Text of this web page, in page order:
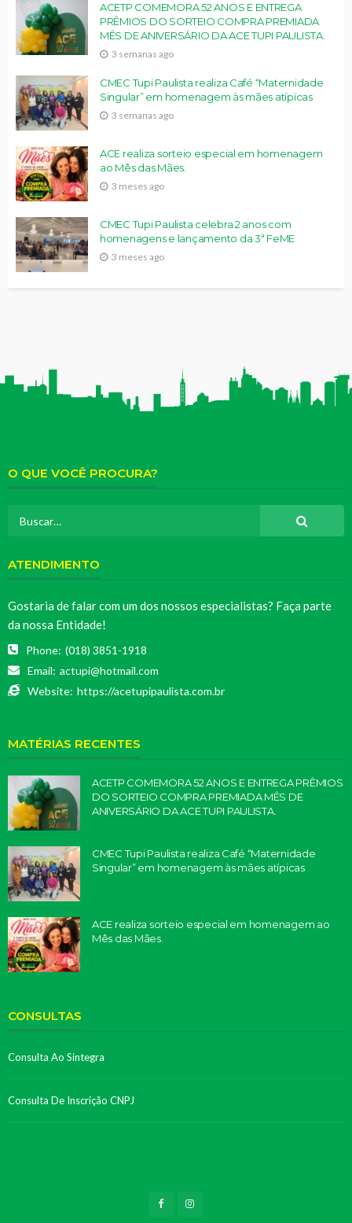
ACETP COMEMORA 52 ANOS E ENTREGA
PRÊMIOS DO SORTEIO COMPRA PREMIADA
MÊS DE ANIVERSÁRIO DA ACE TUPI PAULISTA.
3 semanas ago
CMEC Tupi Paulista realiza Café “Maternidade
Singular” em homenagem às mães atípicas
3 semanas ago
ACE realiza sorteio especial em homenagem
ao Mês das Mães.
3 meses ago
CMEC Tupi Paulista celebra 2 anos com
homenagens e lançamento da 3ª FeME
3 meses ago
O QUE VOCÊ PROCURA?
ATENDIMENTO
Gostaria de falar com um dos nossos especialistas? Faça parte
da nossa Entidade!
Phone: (018) 3851-1918
Email: actupi@hotmail.com
Website: https://acetupipaulista.com.br
MATÉRIAS RECENTES
ACETP COMEMORA 52 ANOS E ENTREGA PRÊMIOS
DO SORTEIO COMPRA PREMIADA MÊS DE
ANIVERSÁRIO DA ACE TUPI PAULISTA.
CMEC Tupi Paulista realiza Café “Maternidade
Singular” em homenagem às mães atípicas
ACE realiza sorteio especial em homenagem ao
Mês das Mães.
CONSULTAS
Consulta Ao Sintegra
Consulta De Inscrição CNPJ